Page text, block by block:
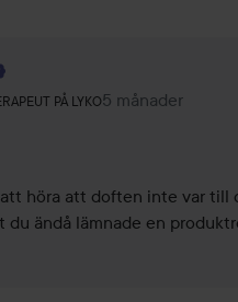
PÅ LYKO
roll: Hudterapeut på Lyko.
5 månader
Kommentaren
höra att doften inte var till
du ändå lämnade en